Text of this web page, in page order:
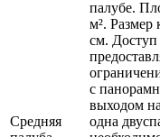
Средняя
палубе.
м². Размер
см.
с
выходом
одна